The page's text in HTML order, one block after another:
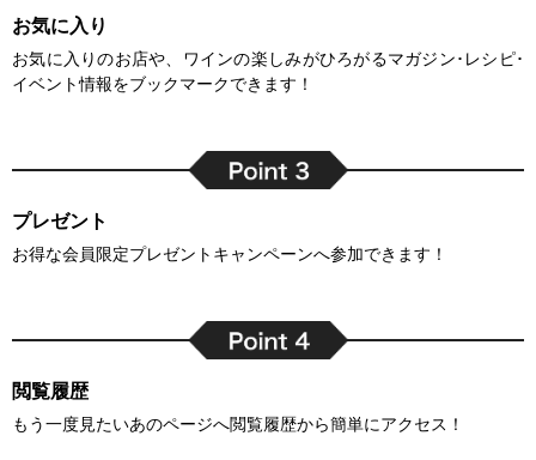
お気に入り
お気に入りのお店や、ワインの楽しみがひろがるマガジン･レシピ･
イベント情報をブックマークできます！
プレゼント
お得な会員限定プレゼントキャンペーンへ参加できます！
閲覧履歴
もう一度見たいあのページへ閲覧履歴から簡単にアクセス！